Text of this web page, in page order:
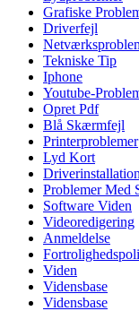
Grafiske
Driverfejl
Tekniske Tip
Iphone
Youtube-
Opret Pdf
Blå Skærmfejl
Printerproblemer
Lyd Kort
Driverinstallation
Problemer Med
Software Viden
Videoredigering
Anmeldelse
Viden
Vidensbase
Vidensbase